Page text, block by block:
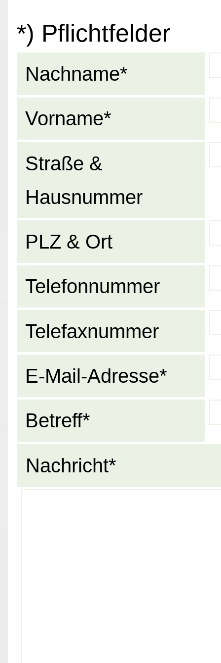
*) Pflichtfelder
Nachname*
Vorname*
Straße &
Hausnummer
PLZ & Ort
Telefonnummer
Telefaxnummer
E-Mail-Adresse*
Betreff*
Nachricht*